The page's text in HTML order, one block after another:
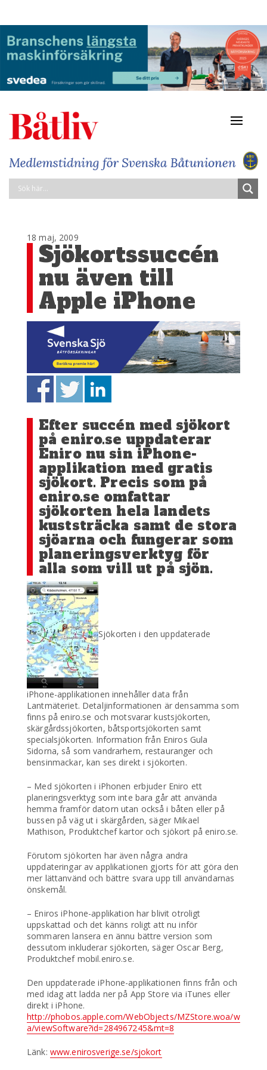
18 maj, 2009
Sjökortssuccén
nu även till
Apple iPhone
Efter succén med sjökort
på eniro.se uppdaterar
Eniro nu sin iPhone-
applikation med gratis
sjökort. Precis som på
eniro.se omfattar
sjökorten hela landets
kuststräcka samt de stora
sjöarna och fungerar som
planeringsverktyg för
alla som vill ut på sjön.
Sjökorten i den uppdaterade
iPhone-applikationen innehåller data från
Lantmäteriet. Detaljinformationen är densamma som
finns på eniro.se och motsvarar kustsjökorten,
skärgårdssjökorten, båtsportsjökorten samt
specialsjökorten. Information från Eniros Gula
Sidorna, så som vandrarhem, restauranger och
bensinmackar, kan ses direkt i sjökorten.
– Med sjökorten i iPhonen erbjuder Eniro ett
planeringsverktyg som inte bara går att använda
hemma framför datorn utan också i båten eller på
bussen på väg ut i skärgården, säger Mikael
Mathison, Produktchef kartor och sjökort på eniro.se.
Förutom sjökorten har även några andra
uppdateringar av applikationen gjorts för att göra den
mer lättanvänd och bättre svara upp till användarnas
önskemål.
– Eniros iPhone-applikation har blivit otroligt
uppskattad och det känns roligt att nu inför
sommaren lansera en ännu bättre version som
dessutom inkluderar sjökorten, säger Oscar Berg,
Produktchef mobil.eniro.se.
Den uppdaterade iPhone-applikationen finns från och
med idag att ladda ner på App Store via iTunes eller
direkt i iPhone.
http://phobos.apple.com/WebObjects/MZStore.woa/w
a/viewSoftware?id=284967245&mt=8
Länk: www.enirosverige.se/sjokort